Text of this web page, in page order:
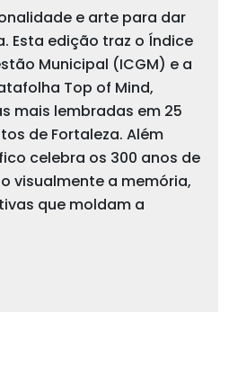
e arte para dar
Esta edição traz o Índice
Municipal (ICGM) e a
Top of Mind,
mais lembradas em 25
de Fortaleza. Além
celebra os 300 anos de
visualmente a memória,
que moldam a